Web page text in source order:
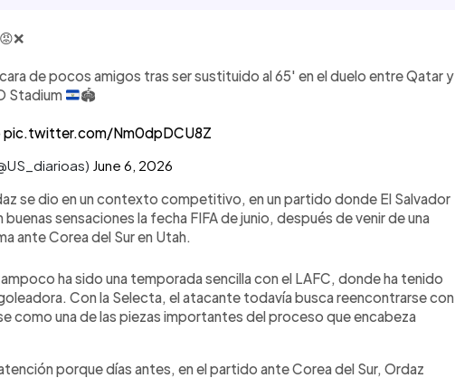
de pocos amigos tras ser sustituido al 65' en el duelo entre Qatar y
Stadium
🏟️
pic.twitter.com/Nm0dpDCU8Z
June 6, 2026
se dio en un contexto competitivo, en un partido donde El Salvador
sensaciones la fecha FIFA de junio, después de venir de una
ante Corea del Sur en Utah.
ha sido una temporada sencilla con el LAFC, donde ha tenido
Con la Selecta, el atacante todavía busca reencontrarse con
como una de las piezas importantes del proceso que encabeza
porque días antes, en el partido ante Corea del Sur, Ordaz